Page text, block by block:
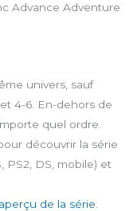
Advance Adventure
univers, sauf
4-6. En-dehors de
quel ordre.
découvrir la série
PS2, DS, mobile) et
de la série